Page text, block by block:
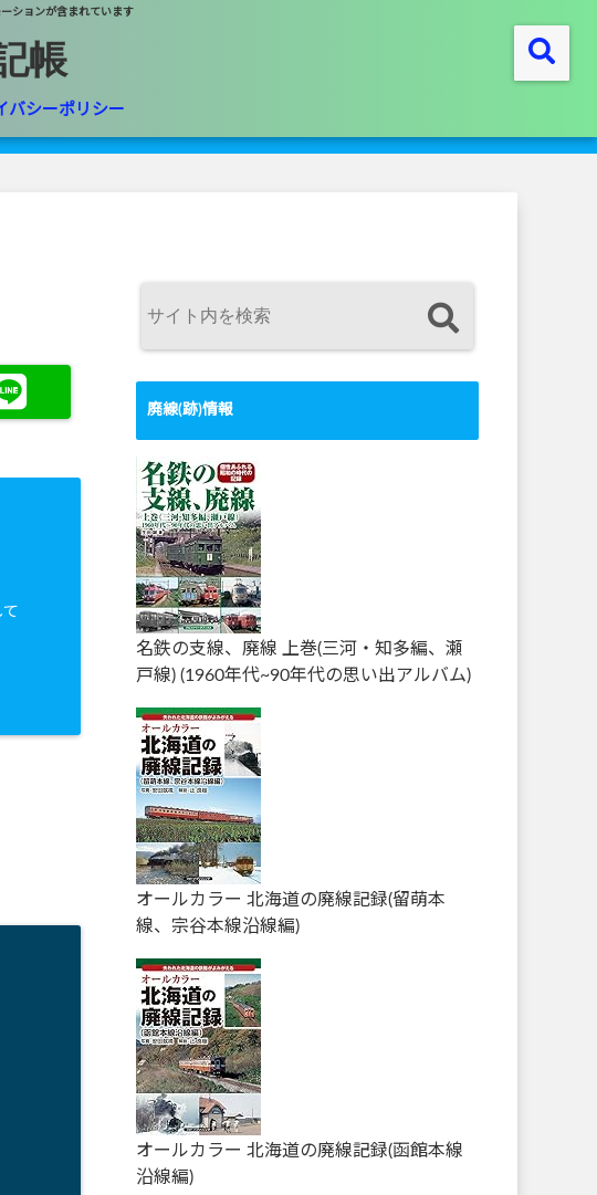
ションが含まれています
帳
バシーポリシー
廃線(跡)情報
名鉄の支線、廃線 上巻(三河・知多編、瀬
戸線) (1960年代~90年代の思い出アルバム)
オールカラー 北海道の廃線記録(留萌本
線、宗谷本線沿線編)
オールカラー 北海道の廃線記録(函館本線
沿線編)